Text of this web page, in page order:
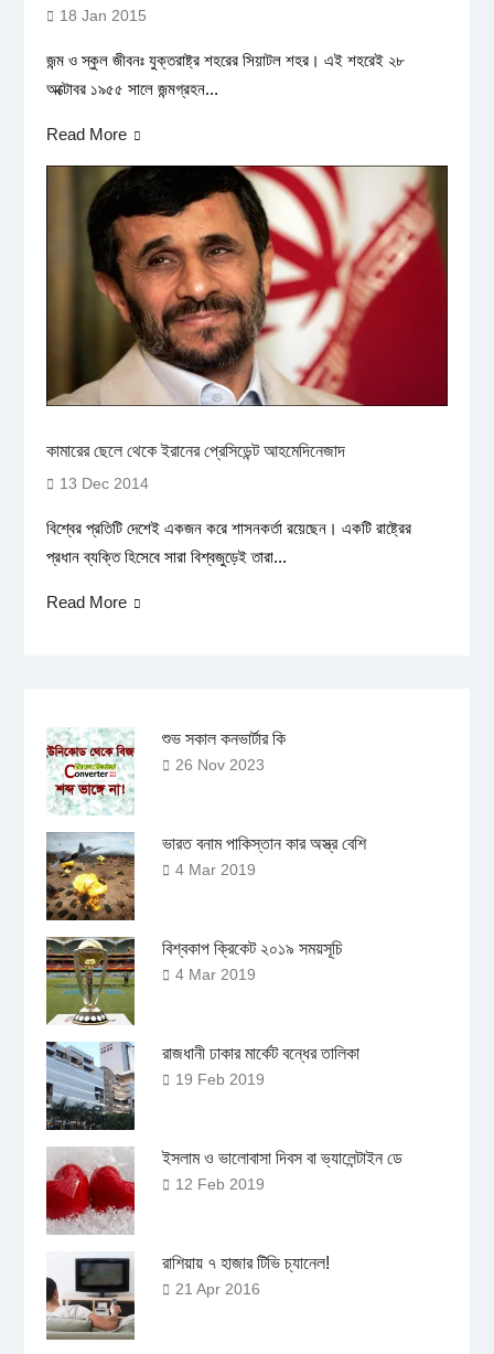
18 Jan 2015
জন্ম ও স্কুল জীবনঃ যুক্তরাষ্ট্র শহরের সিয়াটল শহর। এই শহরেই ২৮
অক্টোবর ১৯৫৫ সালে জন্মগ্রহন...
Read More
কামারের ছেলে থেকে ইরানের প্রেসিডেন্ট আহমেদিনেজাদ
13 Dec 2014
বিশ্বের প্রতিটি দেশেই একজন করে শাসনকর্তা রয়েছেন। একটি রাষ্ট্রের
প্রধান ব্যক্তি হিসেবে সারা বিশ্বজুড়েই তারা...
Read More
শুভ সকাল কনভার্টার কি
26 Nov 2023
ভারত বনাম পাকিস্তান কার অস্ত্র বেশি
4 Mar 2019
বিশ্বকাপ ক্রিকেট ২০১৯ সময়সূচি
4 Mar 2019
রাজধানী ঢাকার মার্কেট বন্ধের তালিকা
19 Feb 2019
ইসলাম ও ভালোবাসা দিবস বা ভ্যালেন্টাইন ডে
12 Feb 2019
রাশিয়ায় ৭ হাজার টিভি চ্যানেল!
21 Apr 2016